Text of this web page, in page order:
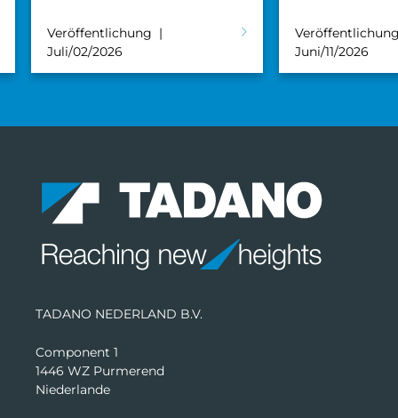
Veröffentlichung
Juli/02/2026
Juni/11/2026
TADANO NEDERLAND B.V.
Component 1
1446 WZ Purmerend
Niederlande